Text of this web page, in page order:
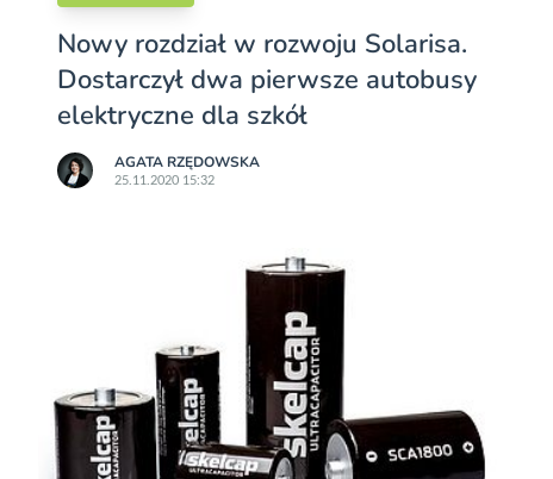
Nowy rozdział w rozwoju Solarisa.
Dostarczył dwa pierwsze autobusy
elektryczne dla szkół
AGATA RZĘDOWSKA
25.11.2020 15:32